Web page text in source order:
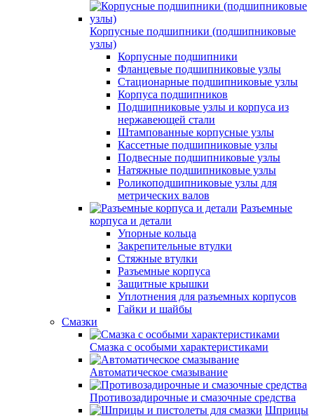
Корпусные подшипники (подшипниковые
узлы)
Корпусные подшипники
Фланцевые подшипниковые узлы
Стационарные подшипниковые узлы
Корпуса подшипников
Подшипниковые узлы и корпуса из
нержавеющей стали
Штампованные корпусные узлы
Кассетные подшипниковые узлы
Подвесные подшипниковые узлы
Натяжные подшипниковые узлы
Роликоподшипниковые узлы для
метрических валов
Разъемные
корпуса и детали
Упорные кольца
Закрепительные втулки
Стяжные втулки
Разъемные корпуса
Защитные крышки
Уплотнения для разъемных корпусов
Гайки и шайбы
Смазки
Смазка с особыми характеристиками
Автоматическое смазывание
Противозадирочные и смазочные средства
Шприцы